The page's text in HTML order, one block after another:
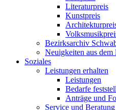
Literaturpreis
Kunstpreis
Bezirksarchiv
Neuigkeiten aus dem
Soziales
Leistungen erhalten
Leistungen
Bedarfe
Anträge und
Service und Beratung